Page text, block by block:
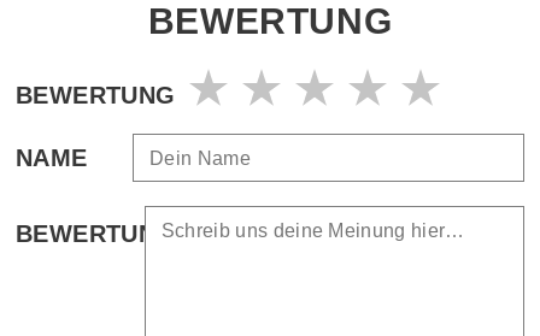
BEWERTUNG
BEWERTUNG
NAME
BEWERTUNG